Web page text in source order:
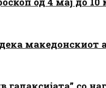
македонскиот